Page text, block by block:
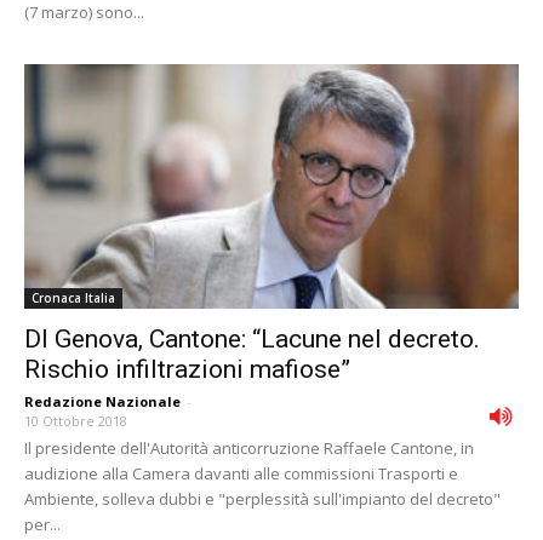
(7 marzo) sono...
Cronaca Italia
Dl Genova, Cantone: “Lacune nel decreto.
Rischio infiltrazioni mafiose”
Redazione Nazionale -
10 Ottobre 2018
Il presidente dell'Autorità anticorruzione Raffaele Cantone, in
audizione alla Camera davanti alle commissioni Trasporti e
Ambiente, solleva dubbi e "perplessità sull'impianto del decreto"
per...